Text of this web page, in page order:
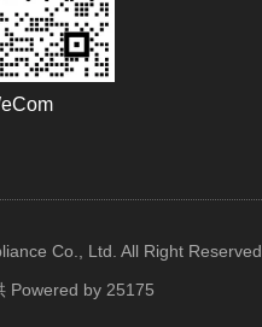
Co., Ltd. All Right Reserved
Powered by 25175